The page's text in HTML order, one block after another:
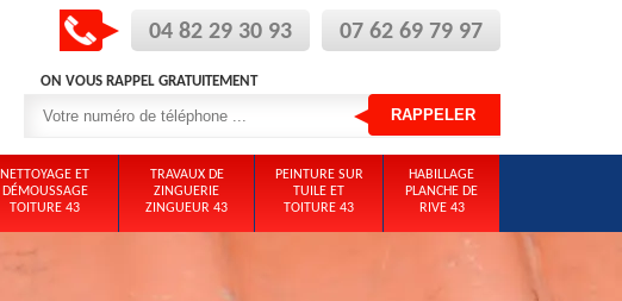
04 82 29 30 93 07 62 69 79 97
ON VOUS RAPPEL GRATUITEMENT
NETTOYAGE ET
DÉMOUSSAGE
TOITURE 43
TRAVAUX DE
ZINGUERIE
ZINGUEUR 43
PEINTURE SUR
TUILE ET
TOITURE 43
HABILLAGE
PLANCHE DE
RIVE 43